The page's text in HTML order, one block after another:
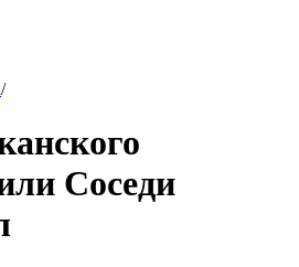
/
Соседи